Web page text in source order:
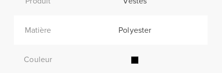
Matière Polyester
Couleur